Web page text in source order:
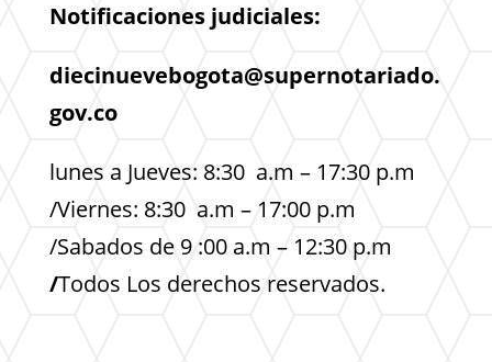
Notificaciones judiciales:
diecinuevebogota@supernotariado.
gov.co
lunes a Jueves: 8:30 a.m – 17:30 p.m
/Viernes: 8:30 a.m – 17:00 p.m
/Sabados de 9 :00 a.m – 12:30 p.m
/Todos Los derechos reservados.